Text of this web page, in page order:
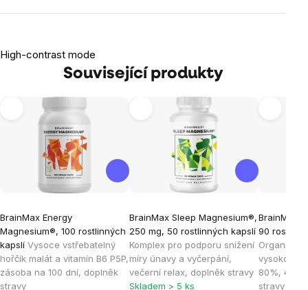
High-contrast mode
Související produkty
BrainMax Energy
Magnesium®, 100 rostlinných
kapslí Vysoce vstřebatelný
hořčík malát a vitamín B6 P5P,
zásoba na 100 dní, doplněk
stravy
BrainMax Sleep Magnesium®,
250 mg, 50 rostlinných kapslí
Komplex pro podporu snížení
míry únavy a vyčerpání,
večerní relax, doplněk stravy
Skladem > 5 ks
BrainMax
90
Organická
vysokou
80%, 45
stravy